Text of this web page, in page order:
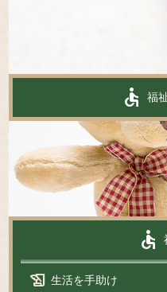
accessible 福
accessible
history_edu 生活を手助け